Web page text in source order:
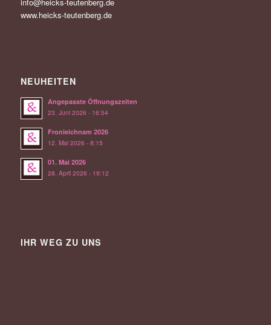
www.heicks-teutenberg.de
NEUHEITEN
Angepasste Öffnungszeiten
23. Juni 2026 - 16:54
Fronleichnam 2026
12. Mai 2026 - 8:15
01. Mai 2026
28. April 2026 - 19:12
IHR WEG ZU UNS